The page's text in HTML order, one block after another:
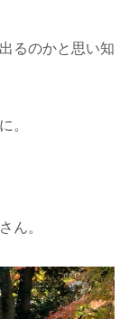
るのかと思い知
。
ん。